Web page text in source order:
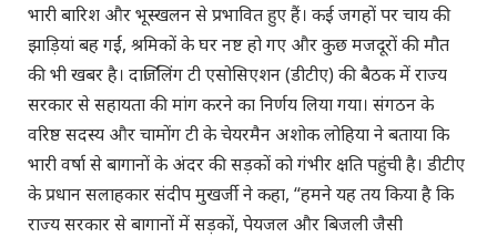
भारी बारिश और भूस्खलन से प्रभावित हुए हैं। कई जगहों पर चाय की
झाड़ियां बह गईं, श्रमिकों के घर नष्ट हो गए और कुछ मजदूरों की मौत
की भी खबर है। दार्जिलिंग टी एसोसिएशन (डीटीए) की बैठक में राज्य
सरकार से सहायता की मांग करने का निर्णय लिया गया। संगठन के
वरिष्ठ सदस्य और चामोंग टी के चेयरमैन अशोक लोहिया ने बताया कि
भारी वर्षा से बागानों के अंदर की सड़कों को गंभीर क्षति पहुंची है। डीटीए
के प्रधान सलाहकार संदीप मुखर्जी ने कहा, “हमने यह तय किया है कि
राज्य सरकार से बागानों में सड़कों, पेयजल और बिजली जैसी